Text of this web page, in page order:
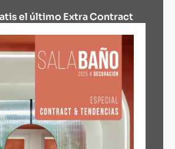
el último Extra Contract